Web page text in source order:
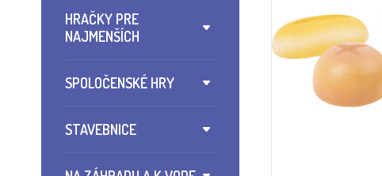
HRAČKY PRE
NAJMENŠÍCH
SPOLOČENSKÉ HRY
STAVEBNICE